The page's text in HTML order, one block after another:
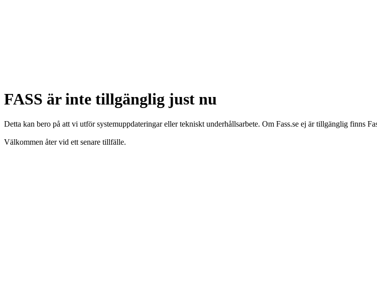
FASS är inte tillgänglig just nu
Detta kan bero på att vi utför systemuppdateringar eller tekniskt underhållsarbete. Om Fass.se ej är tillgänglig finns
Välkommen åter vid ett senare tillfälle.